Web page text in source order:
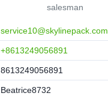
salesman
service10@skylinepack.com
+8613249056891
8613249056891
Beatrice8732